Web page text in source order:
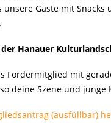
Gäste mit Snacks
Hanauer
Fördermitglied mit
deine Szene und junge
(ausfüllbar)